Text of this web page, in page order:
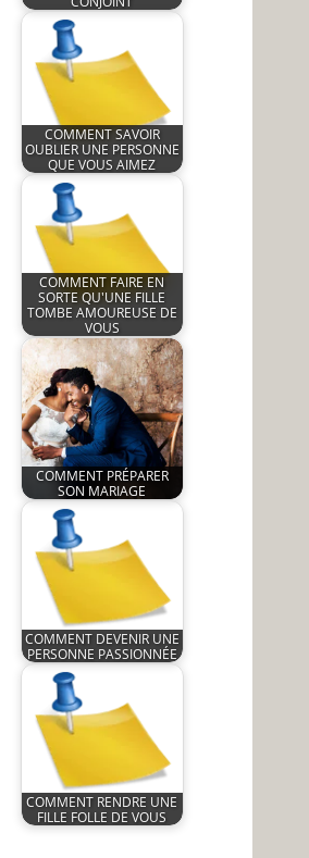
by
JeunInfo.J.l.
14 November 2022
COMMENT SAVOIR
OUBLIER UNE PERSONNE
QUE VOUS AIMEZ
by
JeunInfo.J.l.
21 March 2022
COMMENT FAIRE EN
SORTE QU'UNE FILLE
TOMBE AMOUREUSE DE
VOUS
by
JeunInfo.J.l.
31 January 2025
COMMENT PRÉPARER
SON MARIAGE
by
JeunInfo.J.l.
8 March 2023
COMMENT DEVENIR UNE
PERSONNE PASSIONNÉE
by
JeunInfo.J.l.
COMMENT RENDRE UNE
FILLE FOLLE DE VOUS